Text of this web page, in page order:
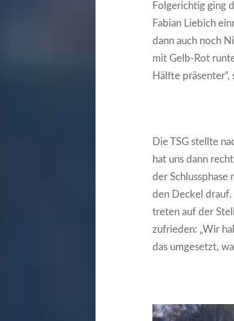
Folgerichtig ging
Fabian Liebich
dann auch noch
mit Gelb-Rot
Hälfte präsenter“,
Die TSG stellte
hat uns dann
der Schlussphase
den Deckel drauf.
treten auf der
zufrieden: „Wir
das umgesetzt,